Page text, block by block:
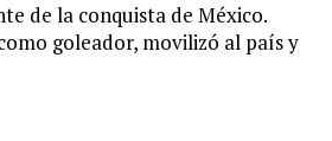
de la conquista de México.
goleador, movilizó al país y